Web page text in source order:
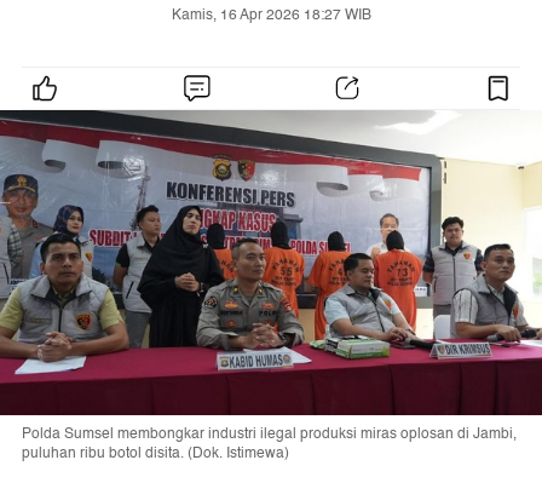
Kamis, 16 Apr 2026 18:27 WIB
Polda Sumsel membongkar industri ilegal produksi miras oplosan di Jambi,
puluhan ribu botol disita. (Dok. Istimewa)